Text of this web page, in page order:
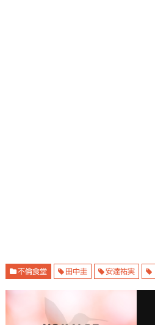
不倫食堂 田中圭 安達祐実